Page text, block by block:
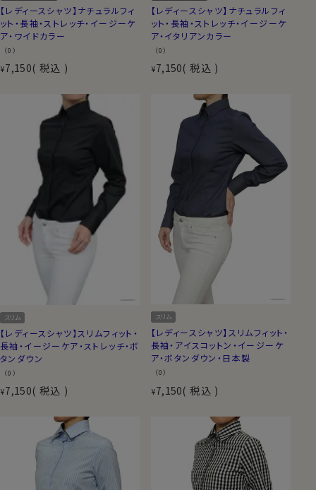
【レディースシャツ】ナチュラルフィ
ット・長袖・ストレッチ・イージーケ
ア・ワイドカラー
（0）
¥7,150 税込
【レディースシャツ】ナチュラルフィ
ット・長袖・ストレッチ・イージーケ
ア・イタリアンカラー
（0）
¥7,150 税込
スリム
【レディースシャツ】スリムフィット・
長袖・イージーケア・ストレッチ・ボ
タンダウン
（0）
¥7,150 税込
スリム
【レディースシャツ】スリムフィット・
長袖・アイスコットン・イージーケ
ア・ボタンダウン・日本製
（0）
¥7,150 税込